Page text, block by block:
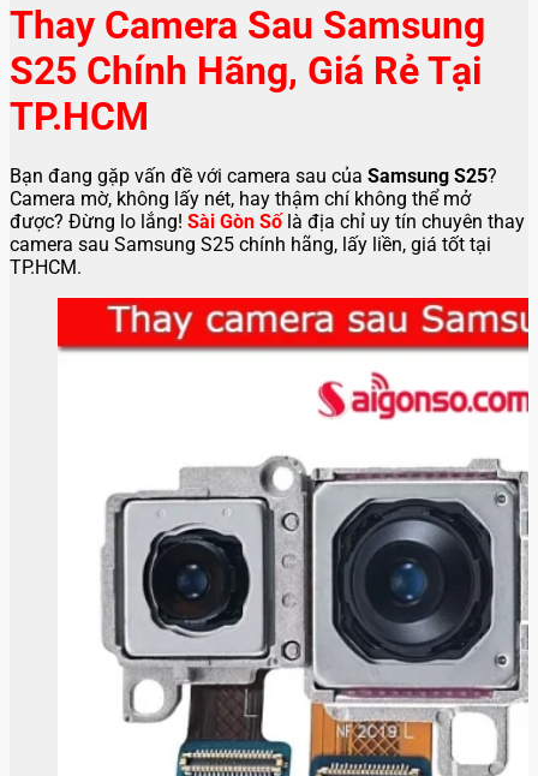
Thay Camera Sau Samsung
S25 Chính Hãng, Giá Rẻ Tại
TP.HCM
Bạn đang gặp vấn đề với camera sau của Samsung S25?
Camera mờ, không lấy nét, hay thậm chí không thể mở
được? Đừng lo lắng! Sài Gòn Sốlà địa chỉ uy tín chuyên thay
camera sau Samsung S25 chính hãng, lấy liền, giá tốt tại
TP.HCM.